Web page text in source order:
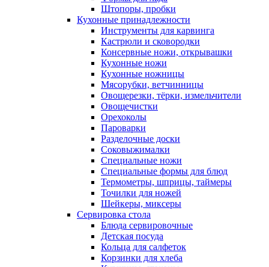
Штопоры, пробки
Кухонные принадлежности
Инструменты для карвинга
Кастрюли и сковородки
Консервные ножи, открывашки
Кухонные ножи
Кухонные ножницы
Мясорубки, ветчинницы
Овощерезки, тёрки, измельчители
Овощечистки
Орехоколы
Пароварки
Разделочные доски
Соковыжималки
Специальные ножи
Специальные формы для блюд
Термометры, шприцы, таймеры
Точилки для ножей
Шейкеры, миксеры
Сервировка стола
Блюда сервировочные
Детская посуда
Кольца для салфеток
Корзинки для хлеба